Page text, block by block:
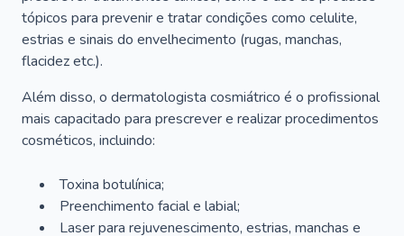
tópicos para prevenir e tratar condições como celulite,
estrias e sinais do envelhecimento (rugas, manchas,
flacidez etc.).
Além disso, o dermatologista cosmiátrico é o profissional
mais capacitado para prescrever e realizar procedimentos
cosméticos, incluindo:
Toxina botulínica;
Preenchimento facial e labial;
Laser para rejuvenescimento, estrias, manchas e